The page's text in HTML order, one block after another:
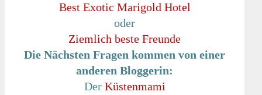
Best Exotic Marigold Hotel
oder
Ziemlich beste Freunde
Die Nächsten Fragen kommen von einer
anderen Bloggerin:
Der Küstenmami